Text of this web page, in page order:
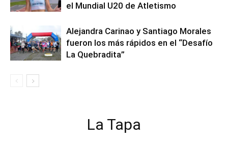
el Mundial U20 de Atletismo
Alejandra Carinao y Santiago Morales
fueron los más rápidos en el “Desafío
La Quebradita”
La Tapa